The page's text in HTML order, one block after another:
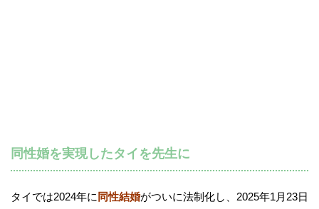
同性婚を実現したタイを先生に
タイでは2024年に 同性結婚がついに法制化し、2025年1月23日